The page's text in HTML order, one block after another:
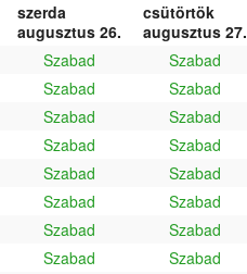
szerda
augusztus 26.
csütörtök
augusztus 27.
Szabad Szabad
Szabad Szabad
Szabad Szabad
Szabad Szabad
Szabad Szabad
Szabad Szabad
Szabad Szabad
Szabad Szabad